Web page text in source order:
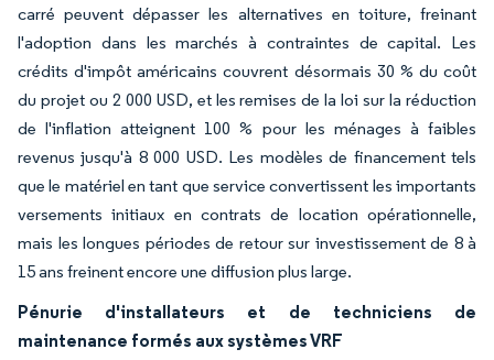
carré peuvent dépasser les alternatives en toiture, freinant
l'adoption dans les marchés à contraintes de capital. Les
crédits d'impôt américains couvrent désormais 30 % du coût
du projet ou 2 000 USD, et les remises de la loi sur la réduction
de l'inflation atteignent 100 % pour les ménages à faibles
revenus jusqu'à 8 000 USD. Les modèles de financement tels
que le matériel en tant que service convertissent les importants
versements initiaux en contrats de location opérationnelle,
mais les longues périodes de retour sur investissement de 8 à
15 ans freinent encore une diffusion plus large.
Pénurie d'installateurs et de techniciens de
maintenance formés aux systèmes VRF